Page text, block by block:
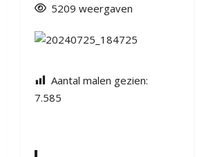
5209 weergaven
Aantal malen gezien:
7.585